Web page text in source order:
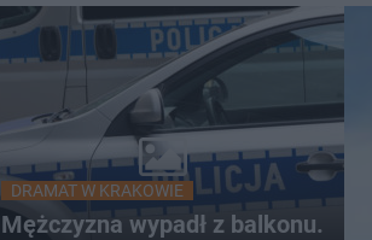
DRAMAT W KRAKOWIE
Mężczyzna wypadł z balkonu.